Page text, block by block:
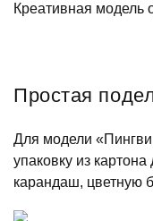
Креативная модель
Простая
Для модели
упаковку из
карандаш, цветную